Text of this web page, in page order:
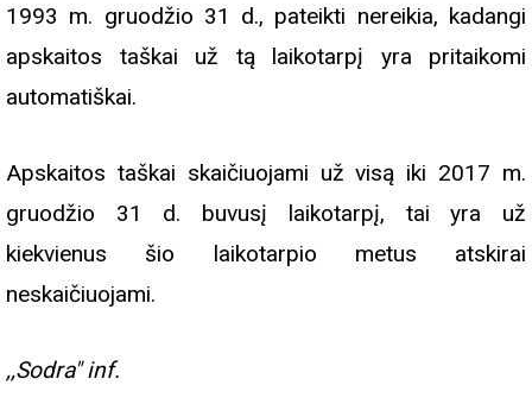
1993 m. gruodžio 31 d., pateikti nereikia, kadangi
apskaitos taškai už tą laikotarpį yra pritaikomi
automatiškai.
Apskaitos taškai skaičiuojami už visą iki 2017 m.
gruodžio 31 d. buvusį laikotarpį, tai yra už
kiekvienus šio laikotarpio metus atskirai
neskaičiuojami.
,,Sodra" inf.